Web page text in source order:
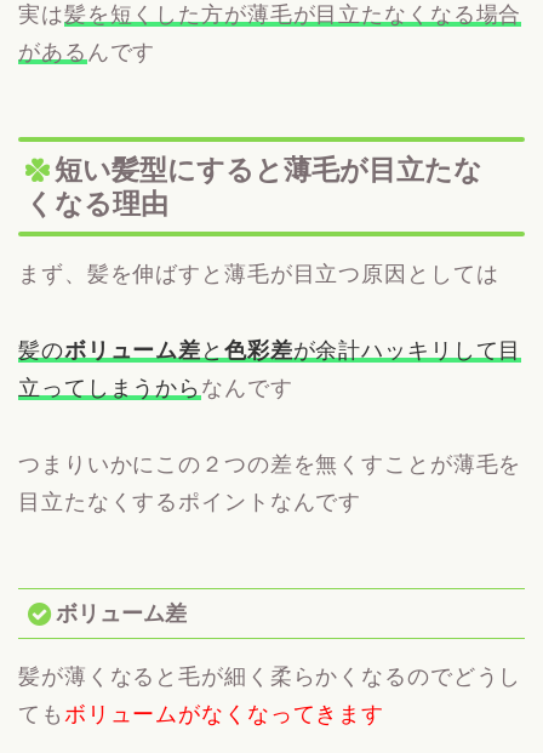
実は髪を短くした方が薄毛が目立たなくなる場合
がある んです
短い髪型にすると薄毛が目立たな
くなる理由
まず、髪を伸ばすと薄毛が目立つ原因としては
髪のボリューム差 と 色彩差が余計ハッキリして目
立ってしまうから なんです
つまりいかにこの２つの差を無くすことが薄毛を
目立たなくするポイントなんです
ボリューム差
髪が薄くなると毛が細く柔らかくなるのでどうし
ても ボリュームがなくなってきます